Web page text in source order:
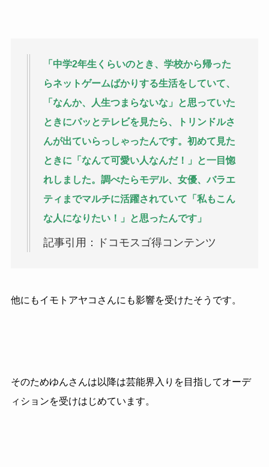
「中学2年生くらいのとき、学校から帰った
らネットゲームばかりする生活をしていて、
「なんか、人生つまらないな」と思っていた
ときにパッとテレビを見たら、トリンドルさ
んが出ていらっしゃったんです。初めて見た
ときに「なんて可愛い人なんだ！」と一目惚
れしました。調べたらモデル、女優、バラエ
ティまでマルチに活躍されていて「私もこん
な人になりたい！」と思ったんです」
記事引用：ドコモスゴ得コンテンツ
他にもイモトアヤコさんにも影響を受けたそうです。
そのためゆんさんは以降は芸能界入りを目指してオーデ
ィションを受けはじめています。